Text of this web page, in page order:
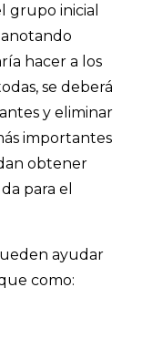
cliente
grupo inicial
hacer a los
se deberá
y eliminar
importantes
obtener
para el
ayudar
como: